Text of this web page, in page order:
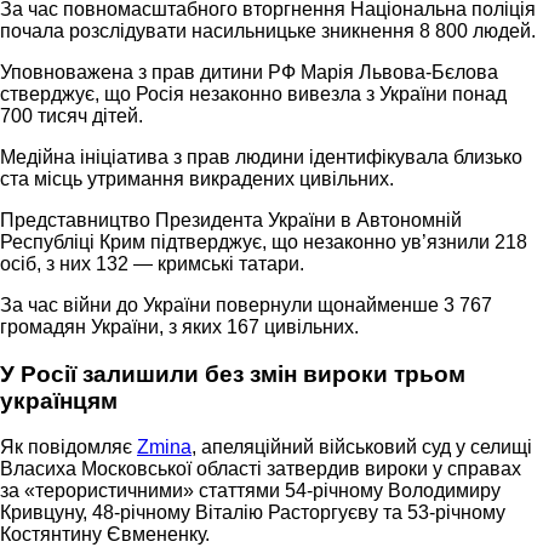
За час повномасштабного вторгнення Національна поліція
почала розслідувати насильницьке зникнення 8 800 людей.
Уповноважена з прав дитини РФ Марія Львова-Бєлова
стверджує, що Росія незаконно вивезла з України понад
700 тисяч дітей.
Медійна ініціатива з прав людини ідентифікувала близько
ста місць утримання викрадених цивільних.
Представництво Президента України в Автономній
Республіці Крим підтверджує, що незаконно ув’язнили 218
осіб, з них 132 — кримські татари.
За час війни до України повернули щонайменше 3 767
громадян України, з яких 167 цивільних.
У Росії залишили без змін вироки трьом
українцям
Як повідомляє Zmina, апеляційний військовий суд у селищі
Власиха Московської області затвердив вироки у справах
за «терористичними» статтями 54-річному Володимиру
Кривцуну, 48-річному Віталію Расторгуєву та 53-річному
Костянтину Євмененку.